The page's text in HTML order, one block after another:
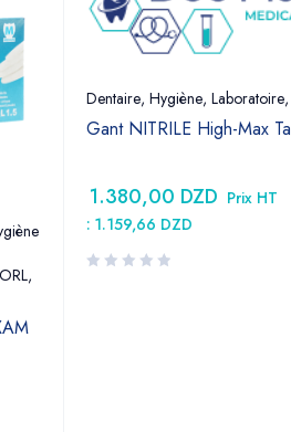
ORL,
Dentaire, Hygiène, Laboratoire,
Gant NITRILE High-Max
1.380,00 DZD Prix HT
: 1.159,66 DZD